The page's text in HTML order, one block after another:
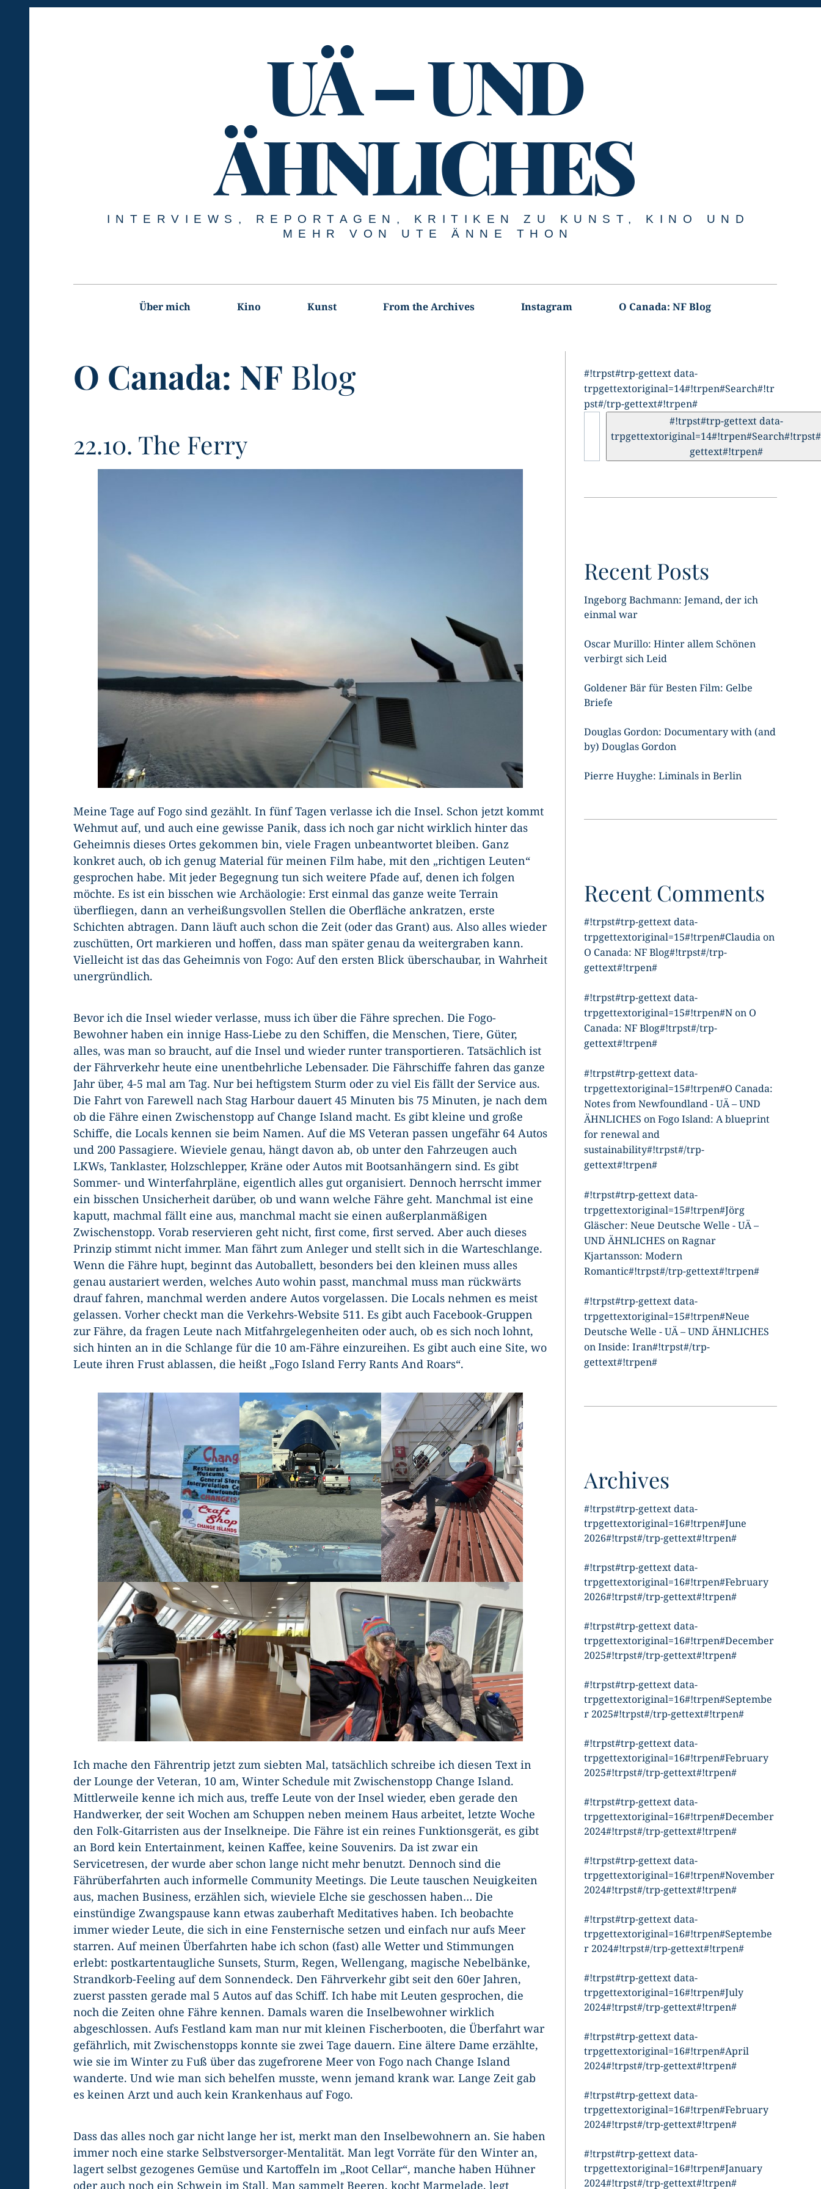
UÄ – UND
ÄHNLICHES
INTERVIEWS, REPORTAGEN, KRITIKEN ZU KUNST, KINO UND
MEHR VON UTE ÄNNE THON
Über mich Kino Kunst From the Archives Instagram O Canada: NF Blog
O Canada: NF Blog
22.10. The Ferry
Meine Tage auf Fogo sind gezählt. In fünf Tagen verlasse ich die Insel. Schon jetzt kommt
Wehmut auf, und auch eine gewisse Panik, dass ich noch gar nicht wirklich hinter das
Geheimnis dieses Ortes gekommen bin, viele Fragen unbeantwortet bleiben. Ganz
konkret auch, ob ich genug Material für meinen Film habe, mit den „richtigen Leuten“
gesprochen habe. Mit jeder Begegnung tun sich weitere Pfade auf, denen ich folgen
möchte. Es ist ein bisschen wie Archäologie: Erst einmal das ganze weite Terrain
überfliegen, dann an verheißungsvollen Stellen die Oberfläche ankratzen, erste
Schichten abtragen. Dann läuft auch schon die Zeit (oder das Grant) aus. Also alles wieder
zuschütten, Ort markieren und hoffen, dass man später genau da weitergraben kann.
Vielleicht ist das das Geheimnis von Fogo: Auf den ersten Blick überschaubar, in Wahrheit
unergründlich.
Bevor ich die Insel wieder verlasse, muss ich über die Fähre sprechen. Die Fogo-
Bewohner haben ein innige Hass-Liebe zu den Schiffen, die Menschen, Tiere, Güter,
alles, was man so braucht, auf die Insel und wieder runter transportieren. Tatsächlich ist
der Fährverkehr heute eine unentbehrliche Lebensader. Die Fährschiffe fahren das ganze
Jahr über, 4-5 mal am Tag. Nur bei heftigstem Sturm oder zu viel Eis fällt der Service aus.
Die Fahrt von Farewell nach Stag Harbour dauert 45 Minuten bis 75 Minuten, je nach dem
ob die Fähre einen Zwischenstopp auf Change Island macht. Es gibt kleine und große
Schiffe, die Locals kennen sie beim Namen. Auf die MS Veteran passen ungefähr 64 Autos
und 200 Passagiere. Wieviele genau, hängt davon ab, ob unter den Fahrzeugen auch
LKWs, Tanklaster, Holzschlepper, Kräne oder Autos mit Bootsanhängern sind. Es gibt
Sommer- und Winterfahrpläne, eigentlich alles gut organisiert. Dennoch herrscht immer
ein bisschen Unsicherheit darüber, ob und wann welche Fähre geht. Manchmal ist eine
kaputt, machmal fällt eine aus, manchmal macht sie einen außerplanmäßigen
Zwischenstopp. Vorab reservieren geht nicht, first come, first served. Aber auch dieses
Prinzip stimmt nicht immer. Man fährt zum Anleger und stellt sich in die Warteschlange.
Wenn die Fähre hupt, beginnt das Autoballett, besonders bei den kleinen muss alles
genau austariert werden, welches Auto wohin passt, manchmal muss man rückwärts
drauf fahren, manchmal werden andere Autos vorgelassen. Die Locals nehmen es meist
gelassen. Vorher checkt man die Verkehrs-Website 511. Es gibt auch Facebook-Gruppen
zur Fähre, da fragen Leute nach Mitfahrgelegenheiten oder auch, ob es sich noch lohnt,
sich hinten an in die Schlange für die 10 am-Fähre einzureihen. Es gibt auch eine Site, wo
Leute ihren Frust ablassen, die heißt „Fogo Island Ferry Rants And Roars“.
Ich mache den Fährentrip jetzt zum siebten Mal, tatsächlich schreibe ich diesen Text in
der Lounge der Veteran, 10 am, Winter Schedule mit Zwischenstopp Change Island.
Mittlerweile kenne ich mich aus, treffe Leute von der Insel wieder, eben gerade den
Handwerker, der seit Wochen am Schuppen neben meinem Haus arbeitet, letzte Woche
den Folk-Gitarristen aus der Inselkneipe. Die Fähre ist ein reines Funktionsgerät, es gibt
an Bord kein Entertainment, keinen Kaffee, keine Souvenirs. Da ist zwar ein
Servicetresen, der wurde aber schon lange nicht mehr benutzt. Dennoch sind die
Fährüberfahrten auch informelle Community Meetings. Die Leute tauschen Neuigkeiten
aus, machen Business, erzählen sich, wieviele Elche sie geschossen haben… Die
einstündige Zwangspause kann etwas zauberhaft Meditatives haben. Ich beobachte
immer wieder Leute, die sich in eine Fensternische setzen und einfach nur aufs Meer
starren. Auf meinen Überfahrten habe ich schon (fast) alle Wetter und Stimmungen
erlebt: postkartentaugliche Sunsets, Sturm, Regen, Wellengang, magische Nebelbänke,
Strandkorb-Feeling auf dem Sonnendeck. Den Fährverkehr gibt seit den 60er Jahren,
zuerst passten gerade mal 5 Autos auf das Schiff. Ich habe mit Leuten gesprochen, die
noch die Zeiten ohne Fähre kennen. Damals waren die Inselbewohner wirklich
abgeschlossen. Aufs Festland kam man nur mit kleinen Fischerbooten, die Überfahrt war
gefährlich, mit Zwischenstopps konnte sie zwei Tage dauern. Eine ältere Dame erzählte,
wie sie im Winter zu Fuß über das zugefrorene Meer von Fogo nach Change Island
wanderte. Und wie man sich behelfen musste, wenn jemand krank war. Lange Zeit gab
es keinen Arzt und auch kein Krankenhaus auf Fogo.
Dass das alles noch gar nicht lange her ist, merkt man den Inselbewohnern an. Sie haben
immer noch eine starke Selbstversorger-Mentalität. Man legt Vorräte für den Winter an,
lagert selbst gezogenes Gemüse und Kartoffeln im „Root Cellar“, manche haben Hühner
oder auch noch ein Schwein im Stall. Man sammelt Beeren, kocht Marmelade, legt
#!trpst#trp-gettext data-
trpgettextoriginal=14#!trpen#Search#!tr
pst#/trp-gettext#!trpen#
#!trpst#trp-gettext data-
gettext#!trpen#
Recent Posts
Ingeborg Bachmann: Jemand, der ich
einmal war
Oscar Murillo: Hinter allem Schönen
verbirgt sich Leid
Goldener Bär für Besten Film: Gelbe
Briefe
Douglas Gordon: Documentary with (and
by) Douglas Gordon
Pierre Huyghe: Liminals in Berlin
Recent Comments
#!trpst#trp-gettext data-
trpgettextoriginal=15#!trpen#Claudiaon
O Canada: NF Blog#!trpst#/trp-
gettext#!trpen#
#!trpst#trp-gettext data-
trpgettextoriginal=15#!trpen#Non O
Canada: NF Blog#!trpst#/trp-
gettext#!trpen#
#!trpst#trp-gettext data-
trpgettextoriginal=15#!trpen#O Canada:
Notes from Newfoundland - UÄ – UND
ÄHNLICHES onFogo Island: A blueprint
for renewal and
sustainability#!trpst#/trp-
gettext#!trpen#
#!trpst#trp-gettext data-
trpgettextoriginal=15#!trpen#Jörg
Gläscher: Neue Deutsche Welle - UÄ –
UND ÄHNLICHES onRagnar
Kjartansson: Modern
Romantic#!trpst#/trp-gettext#!trpen#
#!trpst#trp-gettext data-
trpgettextoriginal=15#!trpen#Neue
Deutsche Welle - UÄ – UND ÄHNLICHES
onInside: Iran#!trpst#/trp-
gettext#!trpen#
Archives
#!trpst#trp-gettext data-
trpgettextoriginal=16#!trpen#June
2026#!trpst#/trp-gettext#!trpen#
#!trpst#trp-gettext data-
trpgettextoriginal=16#!trpen#February
2026#!trpst#/trp-gettext#!trpen#
#!trpst#trp-gettext data-
trpgettextoriginal=16#!trpen#December
2025#!trpst#/trp-gettext#!trpen#
#!trpst#trp-gettext data-
trpgettextoriginal=16#!trpen#Septembe
r 2025#!trpst#/trp-gettext#!trpen#
#!trpst#trp-gettext data-
trpgettextoriginal=16#!trpen#February
2025#!trpst#/trp-gettext#!trpen#
#!trpst#trp-gettext data-
trpgettextoriginal=16#!trpen#December
2024#!trpst#/trp-gettext#!trpen#
#!trpst#trp-gettext data-
trpgettextoriginal=16#!trpen#November
2024#!trpst#/trp-gettext#!trpen#
#!trpst#trp-gettext data-
trpgettextoriginal=16#!trpen#Septembe
r 2024#!trpst#/trp-gettext#!trpen#
#!trpst#trp-gettext data-
trpgettextoriginal=16#!trpen#July
2024#!trpst#/trp-gettext#!trpen#
#!trpst#trp-gettext data-
trpgettextoriginal=16#!trpen#April
2024#!trpst#/trp-gettext#!trpen#
#!trpst#trp-gettext data-
trpgettextoriginal=16#!trpen#February
2024#!trpst#/trp-gettext#!trpen#
#!trpst#trp-gettext data-
trpgettextoriginal=16#!trpen#January
2024#!trpst#/trp-gettext#!trpen#